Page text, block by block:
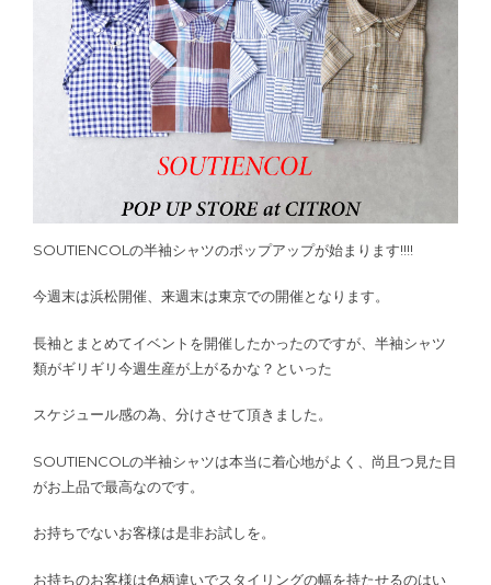
SOUTIENCOLの半袖シャツのポップアップが始まります!!!!
今週末は浜松開催、来週末は東京での開催となります。
長袖とまとめてイベントを開催したかったのですが、半袖シャツ
類がギリギリ今週生産が上がるかな？といった
スケジュール感の為、分けさせて頂きました。
SOUTIENCOLの半袖シャツは本当に着心地がよく、尚且つ見た目
がお上品で最高なのです。
お持ちでないお客様は是非お試しを。
お持ちのお客様は色柄違いでスタイリングの幅を持たせるのはい